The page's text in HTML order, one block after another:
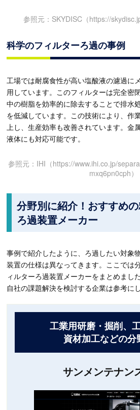
参照元：SKYDISC（https://
科学のフィルターろ過の事例
工場では耐腐食性が高い塩酸液の濾過に
用しています。このフィルターは完全密
中の樹脂を効率的に除去することで排水
を低減しています。この技術により、作
上し、生産効率も改善されています。金
液体にも対応可能です。
参照元：IHI（https://www.ihi.co.jp/
mxq6pn0cph）
分野別に紹介！おすすめ
ろ過装置メーカー
事例で紹介したように、ろ過したい対象
装置の仕様は異なってきます。ここでは
ィルターろ過装置メーカーをまとめまし
自社の課題解決を検討する企業は参考に
工業用研磨・掘削、工
資材加工などの分
サンメンテナン